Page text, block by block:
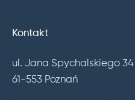
Kontakt
ul. Jana Spychalskiego 34
61-553 Poznań